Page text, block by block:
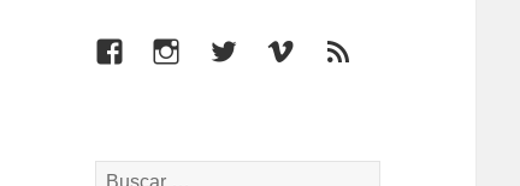
FacebookInstagramTwitterVimeo Feed
Buscar: